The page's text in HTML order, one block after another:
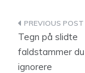
Tegn på slidte
faldstammer
ignorere